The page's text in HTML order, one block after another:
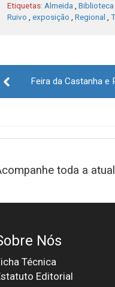
Etiquetas: Almeida,
Ruivo , exposição , Regional ,
navigationFeira da Castanha e
toda a
Nós
Técnica
Editorial